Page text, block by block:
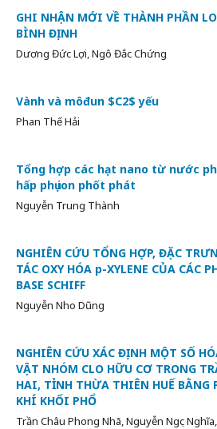
GHI NHẬN MỚI VỀ THÀNH PHẦN
BÌNH ĐỊNH
Dương Đức Lợi, Ngô Đắc Chứng
Vành và môđun $C2$ yếu
Phan Thế Hải
Tổng hợp các hạt nano từ nước
hấp phụ ion phốt phát
Nguyễn Trung Thành
NGHIÊN CỨU TỔNG HỢP, ĐẶC
TÁC OXY HÓA p-XYLENE CỦA
BASE SCHIFF
Nguyễn Nho Dũng
NGHIÊN CỨU XÁC ĐỊNH MỘT SỐ
VẬT NHÓM CLO HỮU CƠ TRONG
HAI, TỈNH THỪA THIÊN HUẾ BẰNG
KHÍ KHỐI PHỔ
Trần Châu Phong Nhã, Nguyễn Ngọc